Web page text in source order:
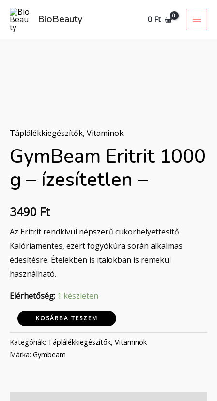
Skip
content
BioBeauty 0 Ft
Táplálékkiegészítők, Vitaminok
GymBeam Eritrit 1000
g – ízesítetlen –
3490 Ft
Az Eritrit rendkívül népszerű cukorhelyettesítő.
Kalóriamentes, ezért fogyókúra során alkalmas
édesítésre. Ételekben is italokban is remekül
használható.
Elérhetőség: 1 készleten
1000
g
-
ízesítetlen
-
KOSÁRBA TESZEM
Kategóriák: Táplálékkiegészítők, Vitaminok
Márka: Gymbeam